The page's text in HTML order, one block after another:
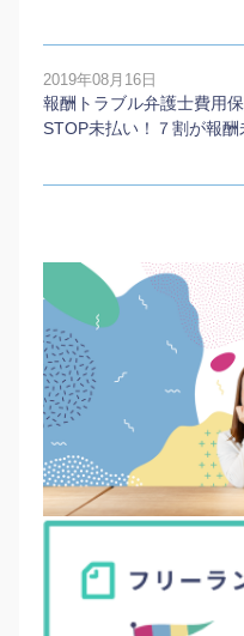
2019年08月16日
報酬トラブル弁護士費用
STOP未払い！７割が報